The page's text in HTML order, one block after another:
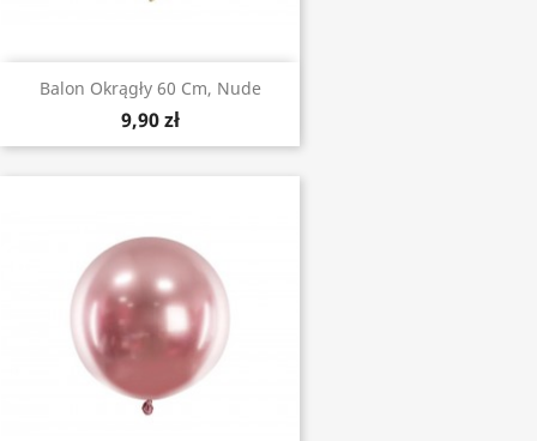
Balon Okrągły 60 Cm, Nude
9,90 zł